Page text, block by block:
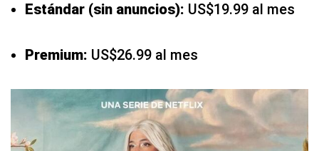
Estándar (sin anuncios): US$19.99 al mes
Premium: US$26.99 al mes